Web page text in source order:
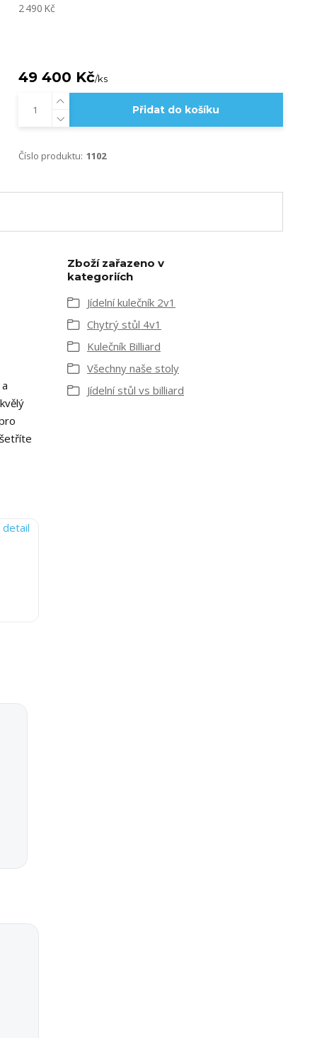
2 490 Kč
49 400 Kč/ks
Přidat do košíku
Číslo produktu: 1102
Zboží zařazeno v
kategoriích
Jídelní kulečník 2v1
Chytrý stůl 4v1
Kulečník Billiard
Všechny naše stoly
Jídelní stůl vs billiard